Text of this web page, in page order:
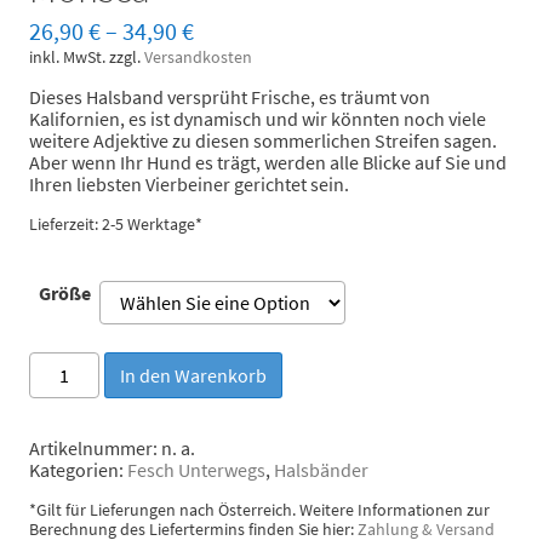
26,90 €– 34,90 €
inkl. MwSt.zzgl.Versandkosten
Dieses Halsband versprüht Frische, es träumt von
Kalifornien, es ist dynamisch und wir könnten noch viele
weitere Adjektive zu diesen sommerlichen Streifen sagen.
Aber wenn Ihr Hund es trägt, werden alle Blicke auf Sie und
Ihren liebsten Vierbeiner gerichtet sein.
Lieferzeit: 2-5 Werktage*
Größe
Brott
Halsband
Textura
Menge
In den Warenkorb
Artikelnummer: n. a.
Kategorien: Fesch Unterwegs, Halsbänder
*Gilt für Lieferungen nach Österreich. Weitere Informationen zur
Berechnung des Liefertermins finden Sie hier:Zahlung & Versand